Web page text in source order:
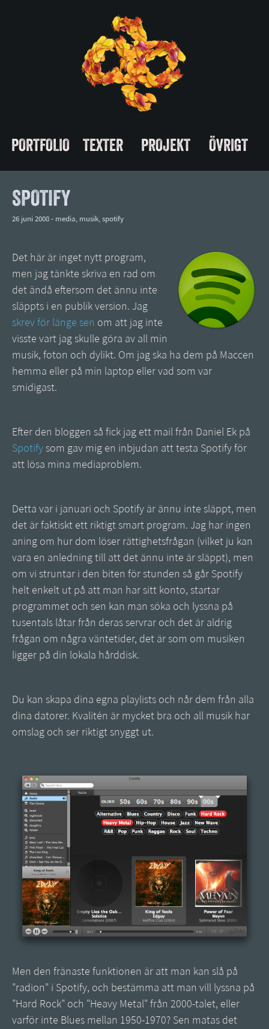
PORTFOLIO TEXTER PROJEKT ÖVRIGT
SPOTIFY
26 juni 2008 - media, musik, spotify
Det här är inget nytt program,
men jag tänkte skriva en rad om
det ändå eftersom det ännu inte
släppts i en publik version. Jag
skrev för länge sen om att jag inte
visste vart jag skulle göra av all min
musik, foton och dylikt. Om jag ska ha dem på Maccen
hemma eller på min laptop eller vad som var
smidigast.
Efter den bloggen så fick jag ett mail från Daniel Ek på
Spotify som gav mig en inbjudan att testa Spotify för
att lösa mina mediaproblem.
Detta var i januari och Spotify är ännu inte släppt, men
det är faktiskt ett riktigt smart program. Jag har ingen
aning om hur dom löser rättighetsfrågan (vilket ju kan
vara en anledning till att det ännu inte är släppt), men
om vi struntar i den biten för stunden så går Spotify
helt enkelt ut på att man har sitt konto, startar
programmet och sen kan man söka och lyssna på
tusentals låtar från deras servrar och det är aldrig
frågan om några väntetider, det är som om musiken
ligger på din lokala hårddisk.
Du kan skapa dina egna playlists och når dem från alla
dina datorer. Kvalitén är mycket bra och all musik har
omslag och ser riktigt snyggt ut.
Men den fränaste funktionen är att man kan slå på
"radion" i Spotify, och bestämma att man vill lyssna på
"Hard Rock" och "Heavy Metal" från 2000-talet, eller
varför inte Blues mellan 1950-1970? Sen matas det